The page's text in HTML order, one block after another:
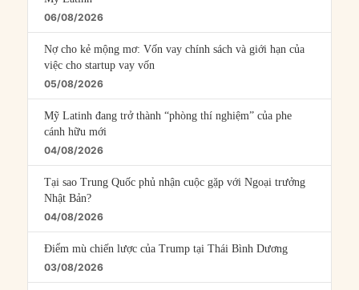
06/08/2026
Nợ cho kẻ mộng mơ: Vốn vay chính sách và giới hạn của
việc cho startup vay vốn
05/08/2026
Mỹ Latinh đang trở thành “phòng thí nghiệm” của phe
cánh hữu mới
04/08/2026
Tại sao Trung Quốc phủ nhận cuộc gặp với Ngoại trưởng
Nhật Bản?
04/08/2026
Điểm mù chiến lược của Trump tại Thái Bình Dương
03/08/2026